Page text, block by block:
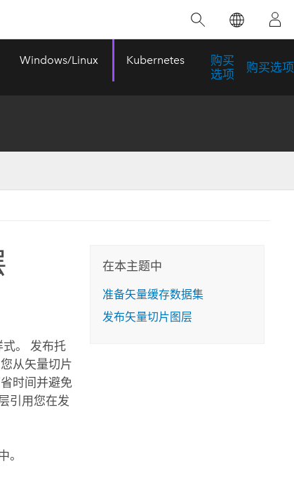
了解 ArcGIS Pro
互式地图，探索产品功能，或者直接开始免
空间数据科学：提升分析能力
当地图成为关键时刻的救命稻草
动提供了有力支持。
推荐书籍
位置的力量
转至书籍详情
Windows/Linux Kubernetes
购买
选项
购买选项
。 发布托
从矢量切片
时间并避免
引用您在发
。
在本主题中
准备矢量缓存数据集
发布矢量切片图层